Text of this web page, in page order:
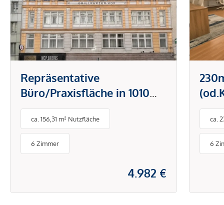
Repräsentative
Büro/Praxisfläche in 1010
Wien
ca. 156,31 m² Nutzfläche
6 Zimmer
4.982 €
MIT
ca.
6